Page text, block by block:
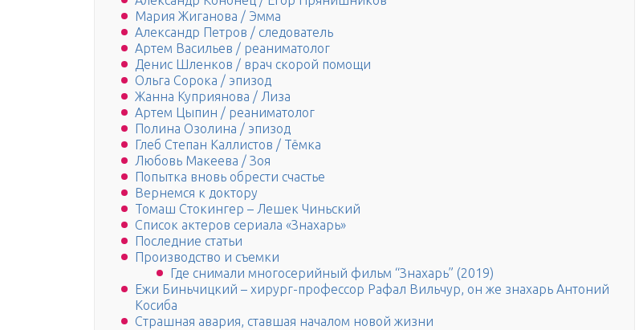
Мария Жиганова / Эмма
Александр Петров / следователь
Артем Васильев / реаниматолог
Денис Шленков / врач скорой помощи
Ольга Сорока / эпизод
Жанна Куприянова / Лиза
Артем Цыпин / реаниматолог
Полина Озолина / эпизод
Глеб Степан Каллистов / Тёмка
Любовь Макеева / Зоя
Попытка вновь обрести счастье
Вернемся к доктору
Томаш Стокингер – Лешек Чиньский
Список актеров сериала «Знахарь»
Последние статьи
Производство и съемки
Где снимали многосерийный фильм “Знахарь” (2019)
Ежи Биньчицкий – хирург-профессор Рафал Вильчур, он же знахарь Антоний
Косиба
Страшная авария, ставшая началом новой жизни